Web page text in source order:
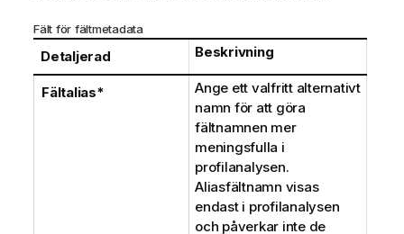
Fält för fältmetadata
Detaljerad Beskrivning
Fältalias*
Ange ett valfritt alternativt
namn för att göra
fältnamnen mer
meningsfulla i
profilanalysen.
Aliasfältnamn visas
endast i profilanalysen
och påverkar inte de